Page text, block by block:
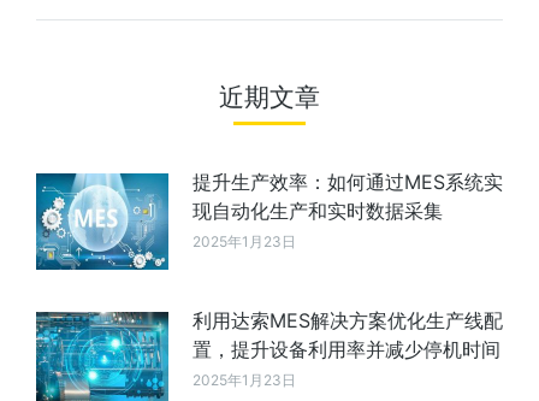
近期文章
提升生产效率：如何通过MES系统实
现自动化生产和实时数据采集
2025年1月23日
利用达索MES解决方案优化生产线配
置，提升设备利用率并减少停机时间
2025年1月23日